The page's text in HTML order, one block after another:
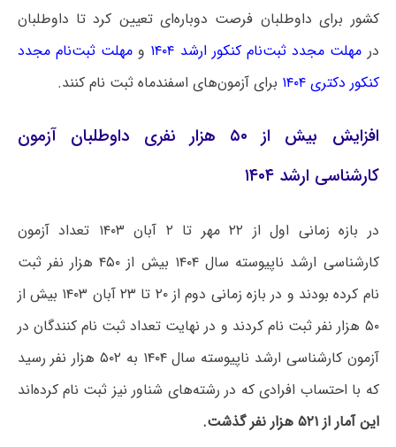
کشور برای داوطلبان فرصت دوباره‌ای تعیین کرد تا داوطلبان
در مهلت مجدد ثبت‌نام کنکور ارشد ۱۴۰۴ ومهلت ثبت‌نام مجدد
کنکور دکتری ۱۴۰۴
برای آزمون‌های اسفندماه ثبت نام کنند.
افزایش بیش از ۵۰ هزار نفری داوطلبان آزمون‌
کارشناسی ارشد ۱۴۰۴
در بازه زمانی اول از ۲۲ مهر تا ۲ آبان ۱۴۰۳ تعداد آزمون
کارشناسی ارشد ناپیوسته سال ۱۴۰۴ بیش از ۴۵۰ هزار نفر ثبت
نام کرده بودند و در بازه زمانی دوم از ۲۰ تا ۲۳ آبان ۱۴۰۳ بیش از
۵۰ هزار نفر ثبت نام کردند و در نهایت تعداد ثبت نام کنندگان در
آزمون کارشناسی ارشد ناپیوسته سال ۱۴۰۴ به ۵۰۲ هزار نفر رسید
که با احتساب افرادی که در رشته‌های شناور نیز ثبت نام کرده‌اند
این آمار از ۵۲۱ هزار نفر گذشت.